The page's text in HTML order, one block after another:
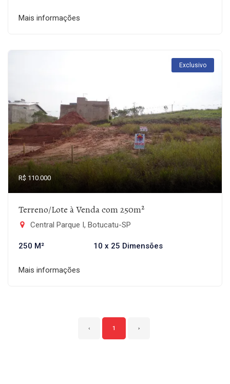
Mais informações
Exclusivo
R$ 110.000
Terreno/Lote à Venda com 250m²
Central Parque I, Botucatu-SP
250 M² 10 x 25 Dimensões
Mais informações
‹ 1 ›